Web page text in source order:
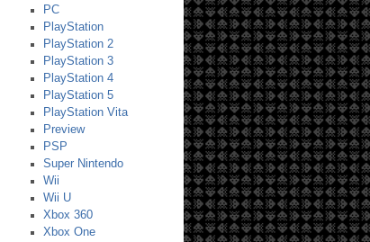
PC
PlayStation
PlayStation 2
PlayStation 3
PlayStation 4
PlayStation 5
PlayStation Vita
Preview
PSP
Super Nintendo
Wii
Wii U
Xbox 360
Xbox One